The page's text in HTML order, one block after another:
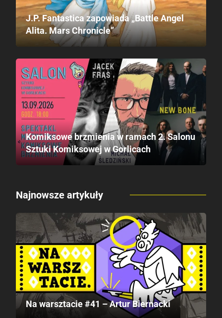
J.P. Fantastica zapowiada „Battle Angel
Alita. Mars Chronicle”
Komiksowe brzmienia w ramach 2. Salonu
Sztuki Komiksowej w Gorlicach
Najnowsze artykuły
Na warsztacie #41 – Artur Biernacki